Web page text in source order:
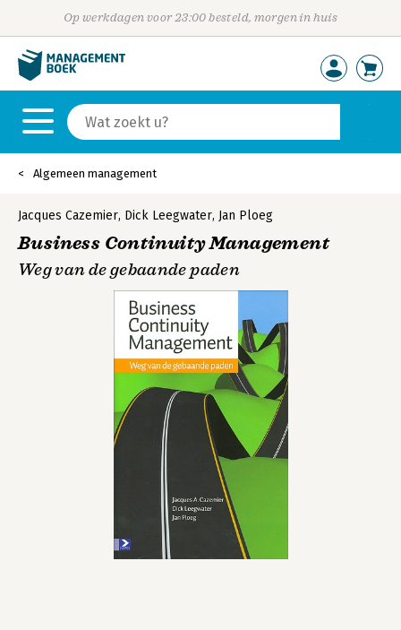
Op werkdagen voor 23:00 besteld, morgen in huis
Algemeen management
Jacques Cazemier, Dick Leegwater, Jan Ploeg
Business Continuity Management
Weg van de gebaande paden